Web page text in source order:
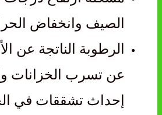
الصيف وانخفاض
الرطوبة الناتجة عن
عن تسرب الخزانات
إحداث تشققات في